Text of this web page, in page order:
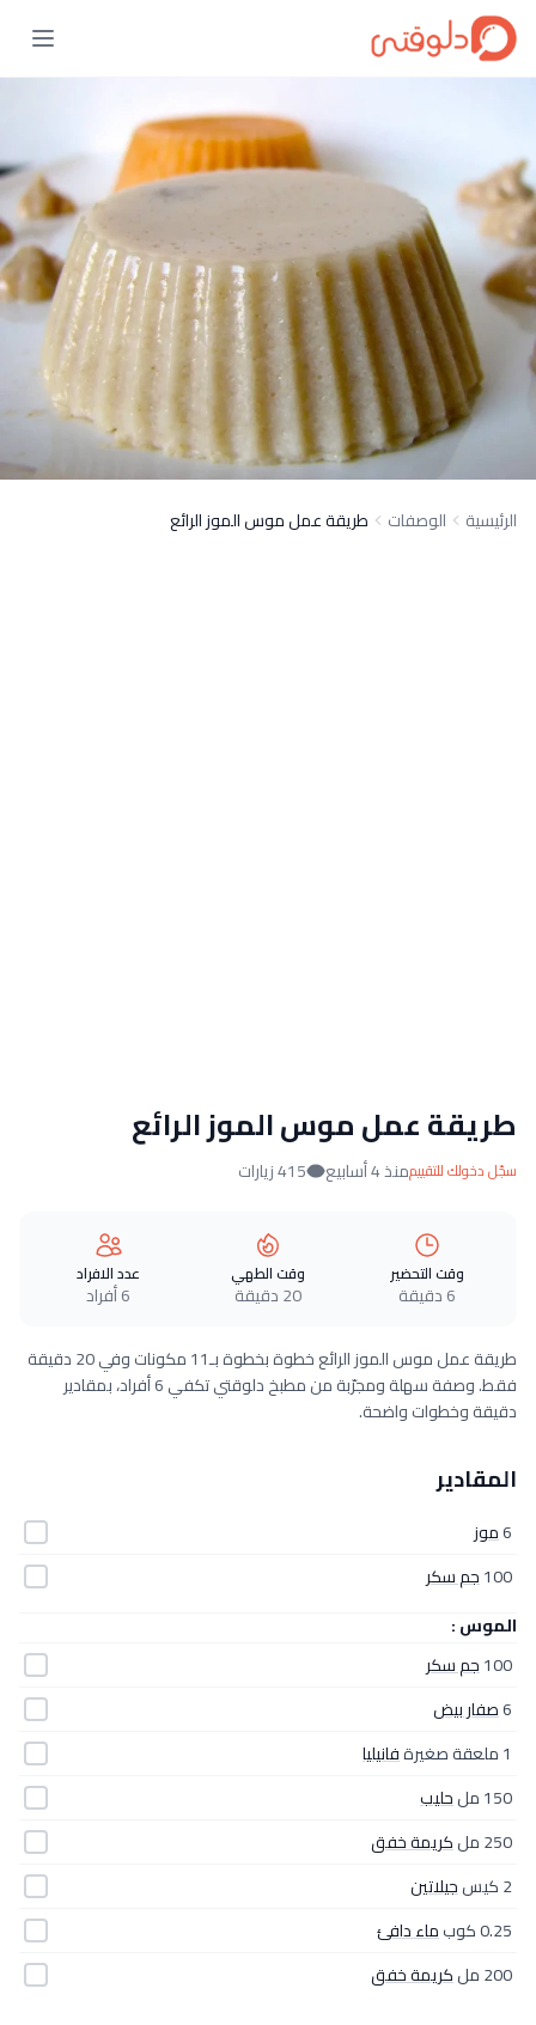
الرئيسية الوصفات طريقة عمل موس الموز الرائع
طريقة عمل موس الموز الرائع
سجّل دخولك للتقييممنذ 4 أسابيع 415 زيارات
وقت التحضير
6 دقيقة
وقت الطهي
20 دقيقة
عدد الافراد
6 أفراد
طريقة عمل موس الموز الرائع خطوة بخطوة بـ11 مكونات وفي 20 دقيقة
فقط. وصفة سهلة ومجرّبة من مطبخ دلوقتي تكفي 6 أفراد، بمقادير
دقيقة وخطوات واضحة.
المقادير
6موز
100جم سكر
الموس :
100جم سكر
6صفار بيض
1 ملعقة صغيرة
فانيليا
150 مل
حليب
250 مل
كريمة خفق
2 كيس
جيلاتين
0.25 كوب
ماء دافئ
200 مل
كريمة خفق